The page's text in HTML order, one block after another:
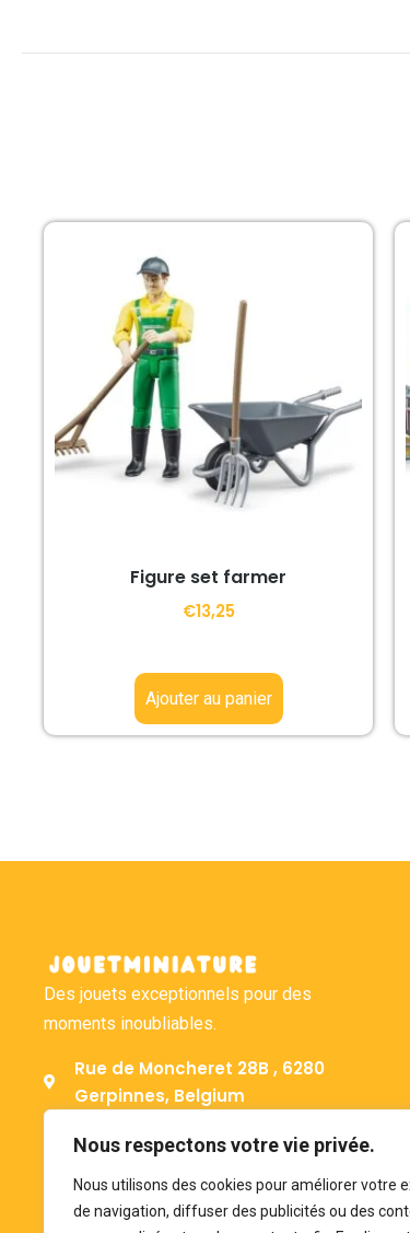
Nous respectons votre vie privée.
Nous utilisons des cookies pour améliorer votre
de navigation, diffuser des publicités ou des
Figure set farmer
€13,25
Ajouter au panier
Des jouets exceptionnels pour des
moments inoubliables.
Rue de Moncheret 28B , 6280
Gerpinnes, Belgium
bonjour@jouetminiature.com
BE 0793.946.582